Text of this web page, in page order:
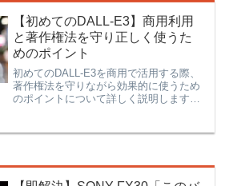
【初めてのDALL-E3】商用利用
と著作権法を守り正しく使うた
めのポイント
初めてのDALL-E3を商用で活用する際、
著作権法を守りながら効果的に使うため
のポイントについて詳しく説明します。
スについて解説し、問題を回避するため